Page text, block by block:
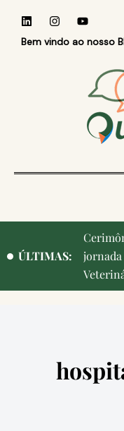
Bem vindo ao nosso
ÚLTIMAS: